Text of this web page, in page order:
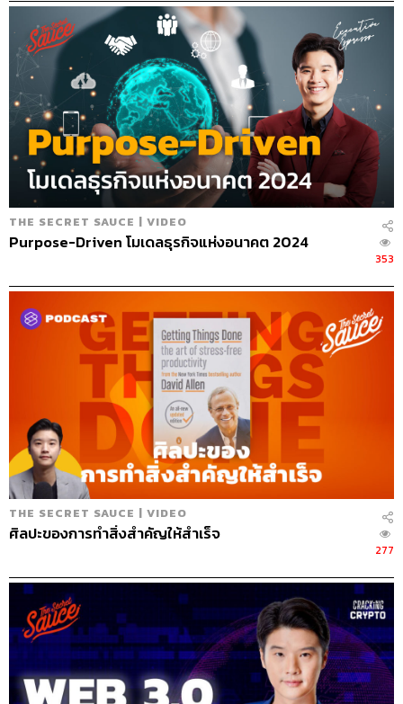
THE SECRET SAUCE | VIDEO
Purpose-Driven โมเดลธุรกิจแห่งอนาคต 2024
353
THE SECRET SAUCE | VIDEO
ศิลปะของการทำสิ่งสำคัญให้สำเร็จ
277